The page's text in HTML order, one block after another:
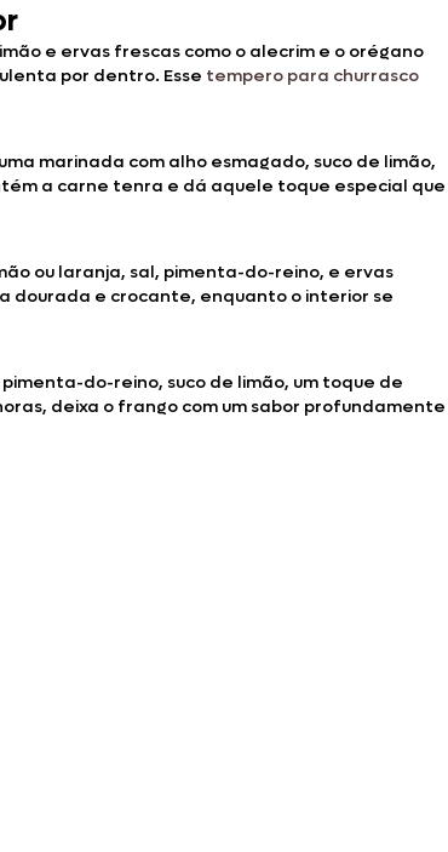
e ervas frescas como o alecrim e o orégano
por dentro. Esse tempero para churrasco
marinada com alho esmagado, suco de limão,
a carne tenra e dá aquele toque especial que
ou laranja, sal, pimenta-do-reino, e ervas
dourada e crocante, enquanto o interior se
do-reino, suco de limão, um toque de
deixa o frango com um sabor profundamente